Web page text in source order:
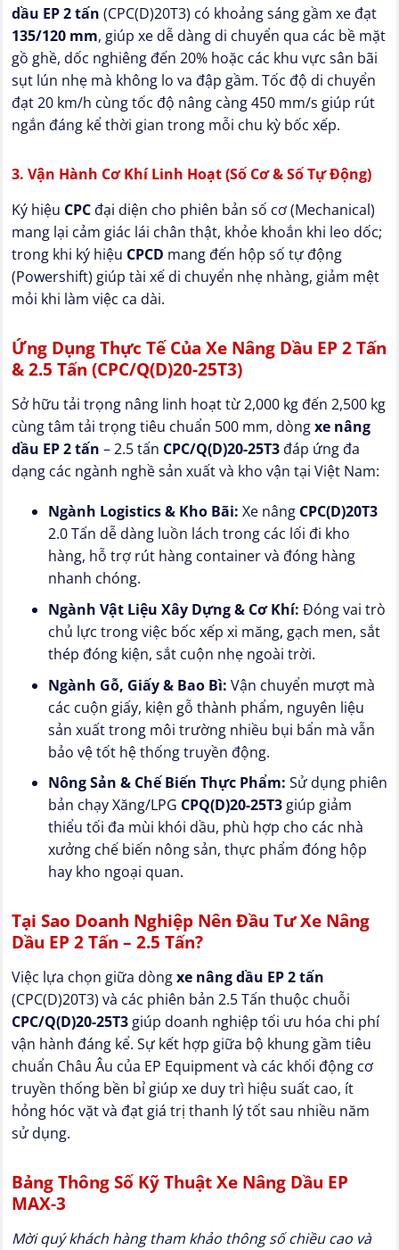
dầu EP 2 tấn (CPC(D)20T3) có khoảng sáng gầm xe đạt
135/120 mm, giúp xe dễ dàng di chuyển qua các bề mặt
gồ ghề, dốc nghiêng đến 20% hoặc các khu vực sân bãi
sụt lún nhẹ mà không lo va đập gầm. Tốc độ di chuyển
đạt 20 km/h cùng tốc độ nâng càng 450 mm/s giúp rút
ngắn đáng kể thời gian trong mỗi chu kỳ bốc xếp.
3. Vận Hành Cơ Khí Linh Hoạt (Số Cơ & Số Tự Động)
Ký hiệu CPCđại diện cho phiên bản số cơ (Mechanical)
mang lại cảm giác lái chân thật, khỏe khoắn khi leo dốc;
trong khi ký hiệu CPCD mang đến hộp số tự động
(Powershift) giúp tài xế di chuyển nhẹ nhàng, giảm mệt
mỏi khi làm việc ca dài.
Ứng Dụng Thực Tế Của Xe Nâng Dầu EP 2 Tấn
& 2.5 Tấn (CPC/Q(D)20-25T3)
Sở hữu tải trọng nâng linh hoạt từ 2,000 kg đến 2,500 kg
cùng tâm tải trọng tiêu chuẩn 500 mm, dòngxe nâng
dầu EP 2 tấn – 2.5 tấn CPC/Q(D)20-25T3đáp ứng đa
dạng các ngành nghề sản xuất và kho vận tại Việt Nam:
Ngành Logistics & Kho Bãi: Xe nâng CPC(D)20T3
2.0 Tấn dễ dàng luồn lách trong các lối đi kho
hàng, hỗ trợ rút hàng container và đóng hàng
nhanh chóng.
Ngành Vật Liệu Xây Dựng & Cơ Khí: Đóng vai trò
chủ lực trong việc bốc xếp xi măng, gạch men, sắt
thép đóng kiện, sắt cuộn nhẹ ngoài trời.
Ngành Gỗ, Giấy & Bao Bì: Vận chuyển mượt mà
các cuộn giấy, kiện gỗ thành phẩm, nguyên liệu
sản xuất trong môi trường nhiều bụi bẩn mà vẫn
bảo vệ tốt hệ thống truyền động.
Nông Sản & Chế Biến Thực Phẩm: Sử dụng phiên
bản chạy Xăng/LPG CPQ(D)20-25T3giúp giảm
thiểu tối đa mùi khói dầu, phù hợp cho các nhà
xưởng chế biến nông sản, thực phẩm đóng hộp
hay kho ngoại quan.
Tại Sao Doanh Nghiệp Nên Đầu Tư Xe Nâng
Dầu EP 2 Tấn – 2.5 Tấn?
Việc lựa chọn giữa dòngxe nâng dầu EP 2 tấn
(CPC(D)20T3) và các phiên bản 2.5 Tấn thuộc chuỗi
CPC/Q(D)20-25T3 giúp doanh nghiệp tối ưu hóa chi phí
vận hành đáng kể. Sự kết hợp giữa bộ khung gầm tiêu
chuẩn Châu Âu của EP Equipment và các khối động cơ
truyền thống bền bỉ giúp xe duy trì hiệu suất cao, ít
hỏng hóc vặt và đạt giá trị thanh lý tốt sau nhiều năm
sử dụng.
Bảng Thông Số Kỹ Thuật Xe Nâng Dầu EP
MAX-3
Mời quý khách hàng tham khảo thông số chiều cao và